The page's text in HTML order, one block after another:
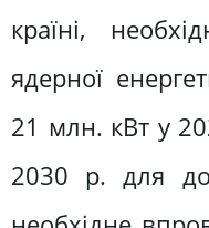
країні,
ядерної
21 млн. кВт у
2030 р. для